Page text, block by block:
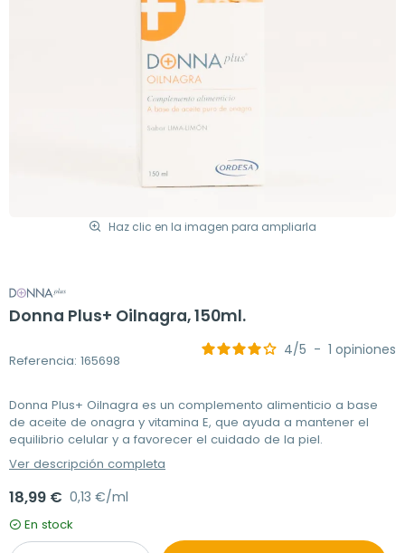
Haz clic en la imagen para ampliarla
Donna Plus+ Oilnagra, 150ml.
Referencia: 165698
4/5 - 1 opiniones
Donna Plus+ Oilnagra es un complemento alimenticio a base
de aceite de onagra y vitamina E, que ayuda a mantener el
equilibrio celular y a favorecer el cuidado de la piel.
Ver descripción completa
18,99 € 0,13 €/ml
En stock